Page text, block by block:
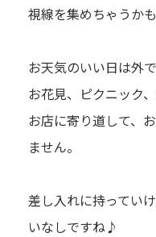
視線を集めちゃうか
お天気のいい日は外で
お花見、ピクニック、
お店に寄り道して、
ません。
差し入れに持ってい
いなしですね♪